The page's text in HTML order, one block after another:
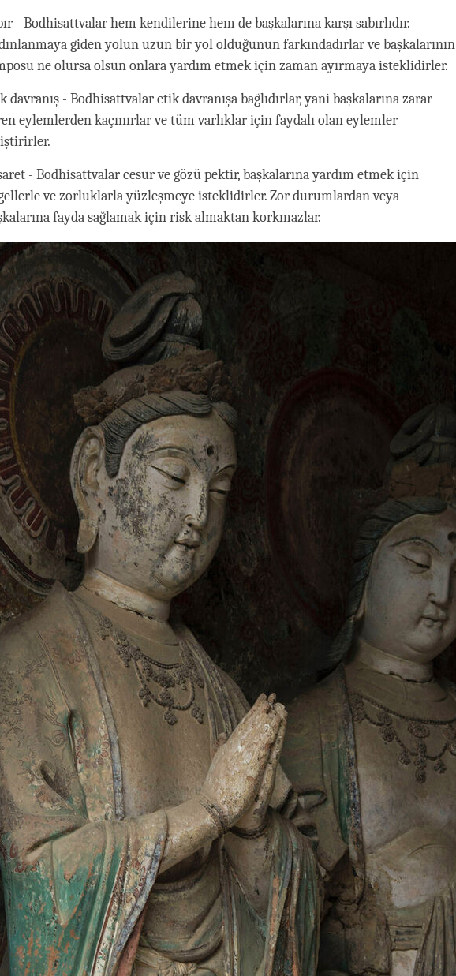
- Bodhisattvalar hem kendilerine hem de başkalarına karşı sabırlıdır.
giden yolun uzun bir yol olduğunun farkındadırlar ve başkalarının
ne olursa olsun onlara yardım etmek için zaman ayırmaya isteklidirler.
davranış - Bodhisattvalar etik davranışa bağlıdırlar, yani başkalarına zarar
eylemlerden kaçınırlar ve tüm varlıklar için faydalı olan eylemler
- Bodhisattvalar cesur ve gözü pektir, başkalarına yardım etmek için
ve zorluklarla yüzleşmeye isteklidirler. Zor durumlardan veya
fayda sağlamak için risk almaktan korkmazlar.